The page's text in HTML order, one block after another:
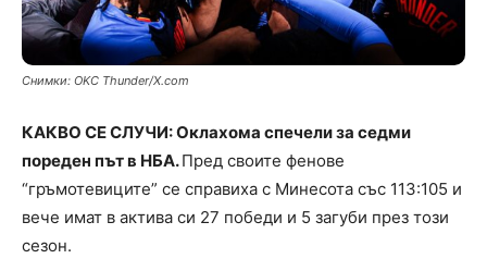
Снимки: OKC Thunder/X.com
КАКВО СЕ СЛУЧИ: Оклахома спечели за седми
пореден път в НБА.Пред своите фенове
“гръмотевиците” се справиха с Минесота със 113:105 и
вече имат в актива си 27 победи и 5 загуби през този
сезон.